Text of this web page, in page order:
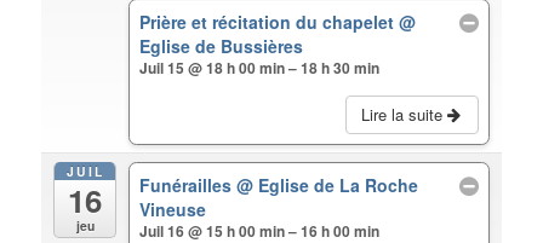
Prière et récitation du chapelet @
Eglise de Bussières
Juil 15 @ 18 h 00 min – 18 h 30 min
Lire la suite
JUIL
16
jeu
Funérailles @ Eglise de La Roche
Vineuse
Juil 16 @ 15 h 00 min – 16 h 00 min